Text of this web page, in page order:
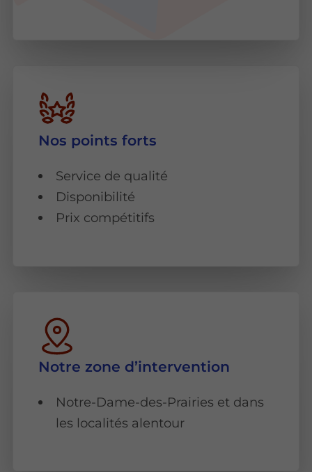
Nos points forts
Service de qualité
Disponibilité
Prix compétitifs
Notre zone d’intervention
Notre-Dame-des-Prairies et dans
les localités alentour